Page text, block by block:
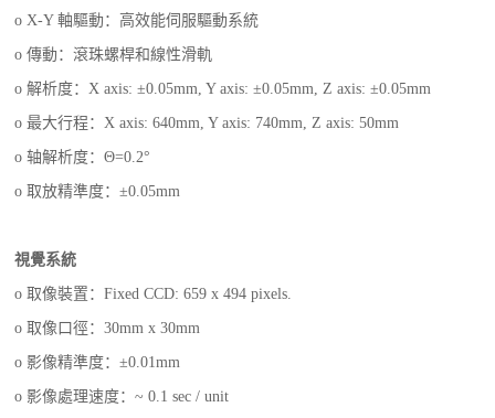
o X-Y 軸驅動：高效能伺服驅動系統
o 傳動：滾珠螺桿和線性滑軌
o 解析度：X axis: ±0.05mm, Y axis: ±0.05mm, Z axis: ±0.05mm
o 最大行程：X axis: 640mm, Y axis: 740mm, Z axis: 50mm
o 轴解析度：Θ=0.2°
o 取放精準度：±0.05mm
視覺系統
o 取像裝置：Fixed CCD: 659 x 494 pixels.
o 取像口徑：30mm x 30mm
o 影像精準度：±0.01mm
o 影像處理速度：~ 0.1 sec / unit